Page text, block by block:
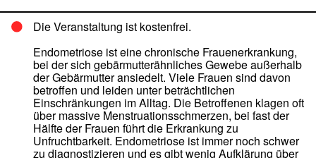
Die Veranstaltung ist kostenfrei.
Endometriose ist eine chronische Frauenerkrankung,
bei der sich gebärmutterähnliches Gewebe außerhalb
der Gebärmutter ansiedelt. Viele Frauen sind davon
betroffen und leiden unter beträchtlichen
Einschränkungen im Alltag. Die Betroffenen klagen oft
über massive Menstruationsschmerzen, bei fast der
Hälfte der Frauen führt die Erkrankung zu
Unfruchtbarkeit. Endometriose ist immer noch schwer
zu diagnostizieren und es gibt wenig Aufklärung über